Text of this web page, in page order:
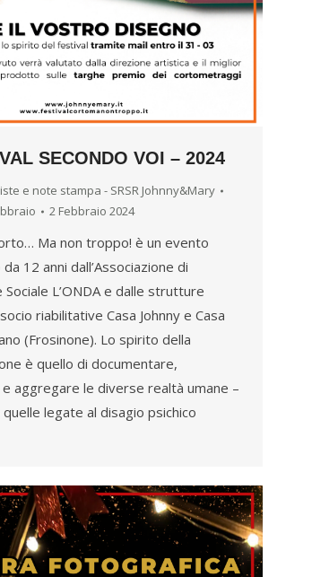
SECONDO VOI – 2024
e note stampa - SRSR Johnny&Mary
2 Febbraio 2024
Ma non troppo! è un evento
12 anni dall’Associazione di
L’ONDA e dalle strutture
riabilitative Casa Johnny e Casa
(Frosinone). Lo spirito della
è quello di documentare,
aggregare le diverse realtà umane –
legate al disagio psichico